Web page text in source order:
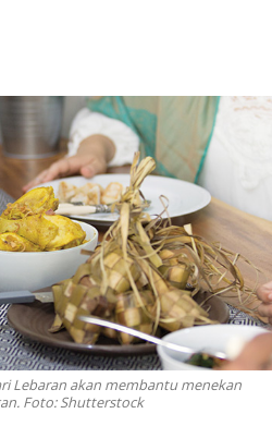
Lebaran akan membantu menekan
Foto: Shutterstock